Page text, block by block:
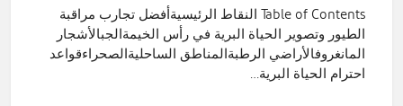
Table of Contents النقاط الرئيسيةأفضل تجارب مراقبة
الطيور وتصوير الحياة البرية في رأس الخيمةالجبالأشجار
المانغروفالأراضي الرطبةالمناطق الساحليةالصحراءقواعد
احترام الحياة البرية…